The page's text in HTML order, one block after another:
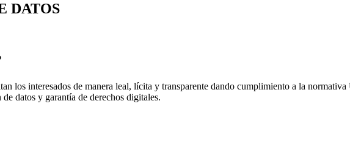
DATOS
los interesados de manera leal, lícita y transparente dando cumplimiento a la
datos y garantía de derechos digitales.